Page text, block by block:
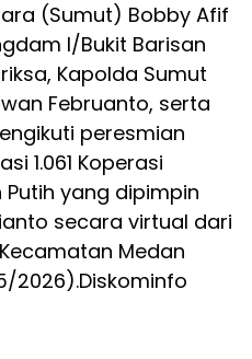
(Sumut) Bobby Afif
I/Bukit Barisan
Kapolda Sumut
Februanto, serta
peresmian
1.061 Koperasi
yang dipimpin
secara virtual dari
Medan
2026).Diskominfo